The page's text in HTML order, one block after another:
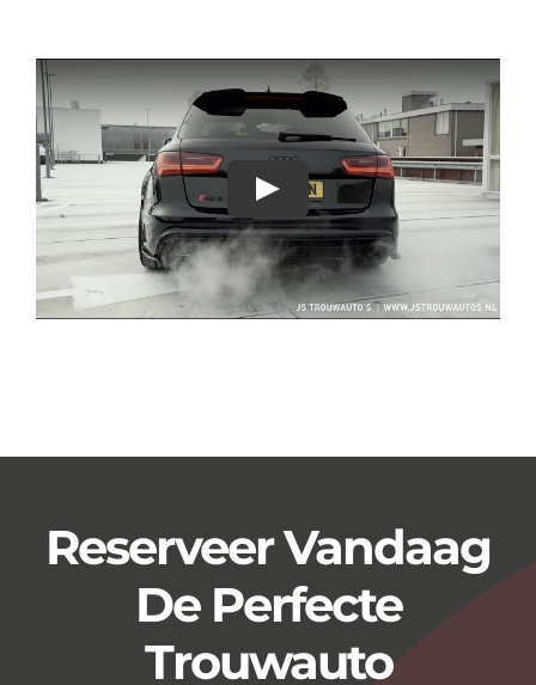
Reserveer Vandaag
De Perfecte
Trouwauto